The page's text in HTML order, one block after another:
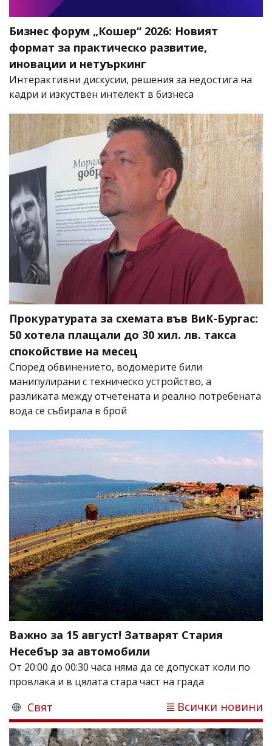
Бизнес форум „Кошер“ 2026: Новият
формат за практическо развитие,
иновации и нетуъркинг
Интерактивни дискусии, решения за недостига на
кадри и изкуствен интелект в бизнеса
Прокуратурата за схемата във ВиК-Бургас:
50 хотела плащали до 30 хил. лв. такса
спокойствие на месец
Според обвинението, водомерите били
манипулирани с техническо устройство, а
разликата между отчетената и реално потребената
вода се събирала в брой
Важно за 15 август! Затварят Стария
Несебър за автомобили
От 20:00 до 00:30 часа няма да се допускат коли по
провлака и в цялата стара част на града
Свят Всички новини